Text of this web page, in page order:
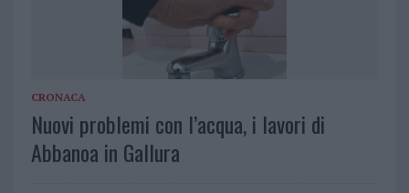
CRONACA
Nuovi problemi con l’acqua, i lavori di
Abbanoa in Gallura